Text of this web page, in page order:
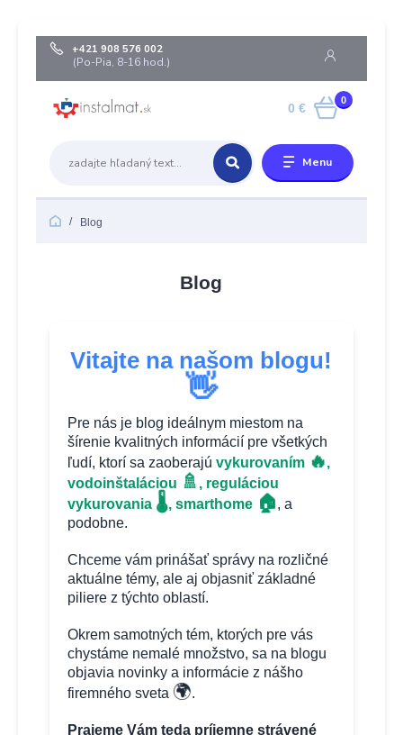
Menu
+421 908 576 002
(Po-Pia, 8-16 hod.)
0
0 €
Blog
Blog
Vitajte na našom blogu!
👋
Pre nás je blog ideálnym miestom na
šírenie kvalitných informácií pre všetkých
ľudí, ktorí sa zaoberajú vykurovaním 🔥,
vodoinštaláciou 🚿, reguláciou
vykurovania 🌡️, smarthome 🏠, a
podobne.
Chceme vám prinášať správy na rozličné
aktuálne témy, ale aj objasniť základné
piliere z týchto oblastí.
Okrem samotných tém, ktorých pre vás
chystáme nemalé množstvo, sa na blogu
objavia novinky a informácie z nášho
firemného sveta 🌍.
Prajeme Vám teda príjemne strávené